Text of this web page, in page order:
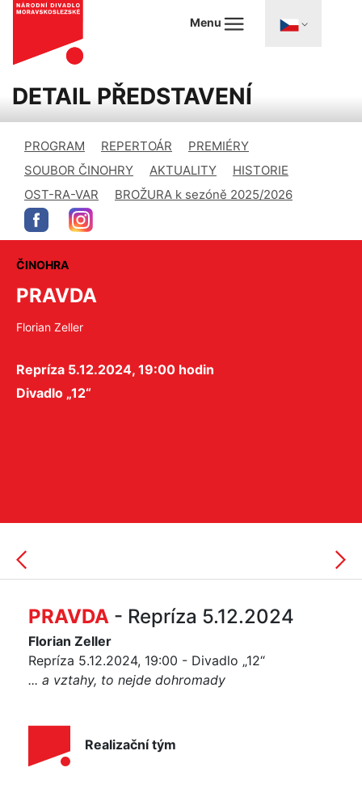
Menu
DETAIL PŘEDSTAVENÍ
PROGRAM REPERTOÁR
PREMIÉRY
SOUBOR ČINOHRY
AKTUALITY
HISTORIE
OST-RA-VAR
BROŽURA k sezóně 2025/2026
ČINOHRA
PRAVDA
Florian Zeller
Repríza 5.12.2024, 19:00 hodin
Divadlo „12“
PRAVDA - Repríza 5.12.2024
Florian Zeller
Repríza 5.12.2024, 19:00 - Divadlo „12“
... a vztahy, to nejde dohromady
Realizační tým